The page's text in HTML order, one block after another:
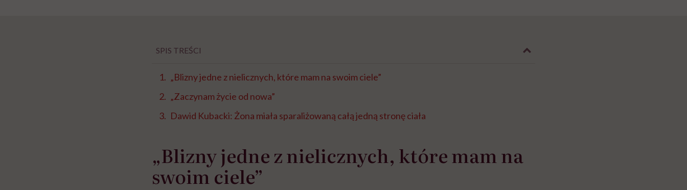
SPIS TREŚCI
„Blizny jedne z nielicznych, które mam na swoim ciele”
„Zaczynam życie od nowa”
Dawid Kubacki: Żona miała sparaliżowaną całą jedną stronę ciała
„Blizny jedne z nielicznych, które mam na
swoim ciele”